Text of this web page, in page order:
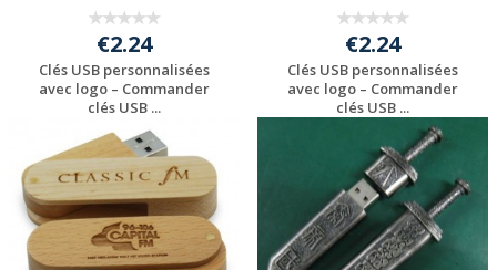
€2.24
Clés USB personnalisées
avec logo – Commander
clés USB ...
Personnaliser avec
votre logo
€2.24
Clés USB personnalisées
avec logo – Commander
clés USB ...
Personnaliser avec
votre logo